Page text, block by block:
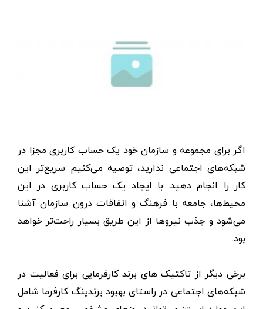
اگر برای مجموعه و سازمان خود یک حساب کاربری مجزا در
شبکه‌های اجتماعی ندارید، توصیه می‌کنیم سریع‌تر این
کار را انجام دهید. با ایجاد یک حساب کاربری در این
محیط‌ها، جامعه با فرهنگ و اتفاقات درون سازمان آشنا
می‌شود و جذب نیروها از این طریق بسیار راحت‌تر خواهد
بود.
برخی دیگر از تاکتیک های برند کارفرمایی برای فعالیت در
شبکه‌های اجتماعی در راستای بهبود برندینگ کارفرما شامل